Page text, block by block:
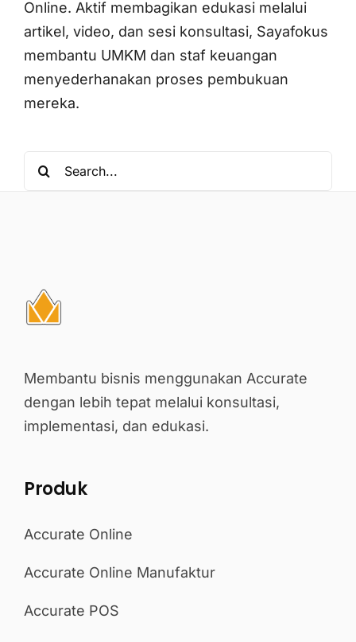
Online. Aktif membagikan edukasi melalui
artikel, video, dan sesi konsultasi, Sayafokus
membantu UMKM dan staf keuangan
menyederhanakan proses pembukuan
mereka.
Search
Membantu bisnis menggunakan Accurate
dengan lebih tepat melalui konsultasi,
implementasi, dan edukasi.
Produk
Accurate Online
Accurate Online Manufaktur
Accurate POS